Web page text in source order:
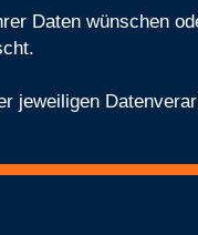
Daten wünschen
jeweiligen